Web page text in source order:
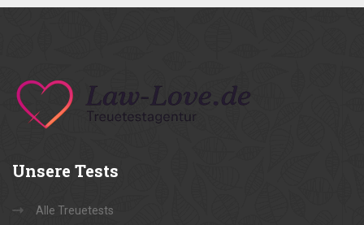
Unsere Tests
Alle Treuetests